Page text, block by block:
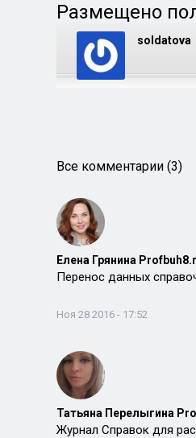
Размещено
soldatova
Все комментарии (3)
Елена Грянина
Перенос данных
Ноя 28 2016 - 17:52
Татьяна Перелыгина
Журнал Справок для